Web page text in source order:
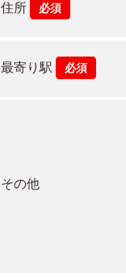
住所 必須
最寄り駅 必須
その他